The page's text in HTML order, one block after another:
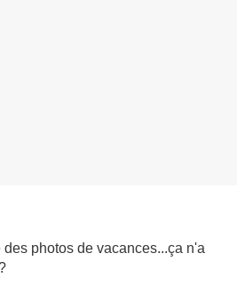
photos de vacances...ça n'a